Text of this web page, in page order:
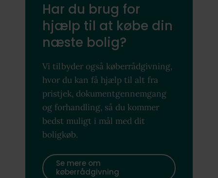
Har du brug for
hjælp til at købe din
næste bolig?
Vi tilbyder også køberrådgivning,
hvor du kan få hjælp til alt fra
pristjek, dokumentgennemgang
og forhandling, så du kommer
bedst muligt i mål med dit
boligkøb.
Se mere om
køberrådgivning